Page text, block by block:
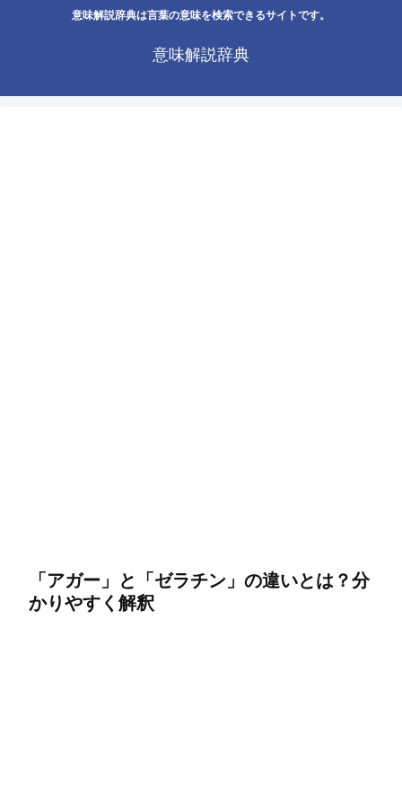
意味解説辞典は言葉の意味を検索できるサイトです。
意味解説辞典
「アガー」と「ゼラチン」の違いとは？分
かりやすく解釈